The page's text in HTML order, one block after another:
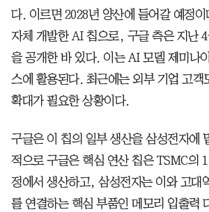
다. 이르면 2028년 양산에 들어갈 예정이
자체 개발한 AI 칩으로, 구글 측은 지난
을 공개한 바 있다. 이는 AI 모델 제미나
스에 활용된다. 최근에는 외부 기업 고객
확대가 필요한 상황이다.
구글은 이 칩의 일부 생산을 삼성전자에
적으로 구글은 핵심 연산 칩은 TSMC의
정에서 생산하고, 삼성전자는 이와 고대
를 연결하는 핵심 부품인 메모리 입출력